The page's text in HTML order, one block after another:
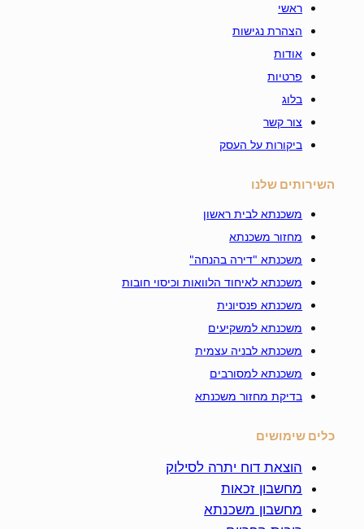
ראשי
הצהרת נגישות
אודות
פרטיות
בלוג
צור קשר
ביקורות על העסק
השירותים שלנו
משכנתא לבית ראשון
מחזור משכנתא
משכנתא "דירה בהנחה"
משכנתא לאיחוד הלוואות וכיסוי חובות
משכנתא פנסיונית
משכנתא למשקיעים
משכנתא לבניה עצמית
משכנתא למסורבים
בדיקת מחזור משכנתא
כלים שימושים
הוצאת דוח יתרה לסילוק
מחשבון זכאות
מחשבון משכנתא